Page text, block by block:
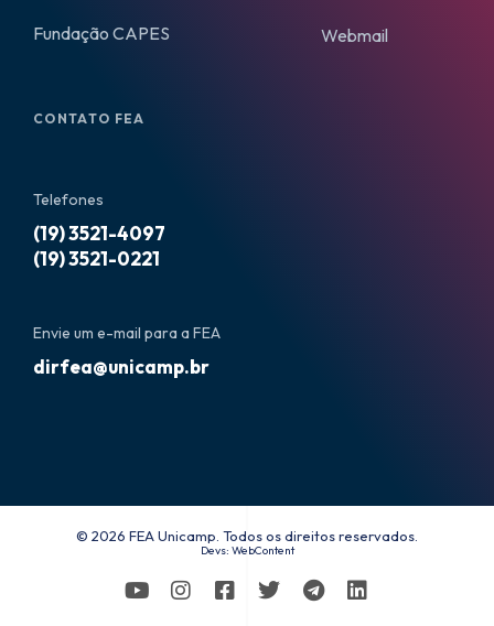
Fundação CAPES Webmail
CONTATO FEA
Telefones
(19) 3521-4097
(19) 3521-0221
Envie um e-mail para a FEA
dirfea@unicamp.br
© 2026 FEA Unicamp. Todos os direitos reservados.
Devs: WebContent